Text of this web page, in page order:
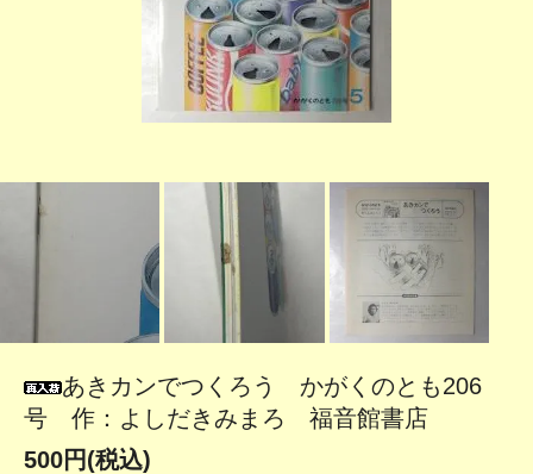
あきカンでつくろう かがくのとも206
号 作：よしだきみまろ 福音館書店
500円(税込)